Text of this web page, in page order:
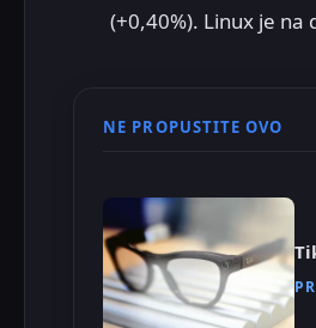
(+0,40%). Linux je na
NE PROPUSTITE OVO